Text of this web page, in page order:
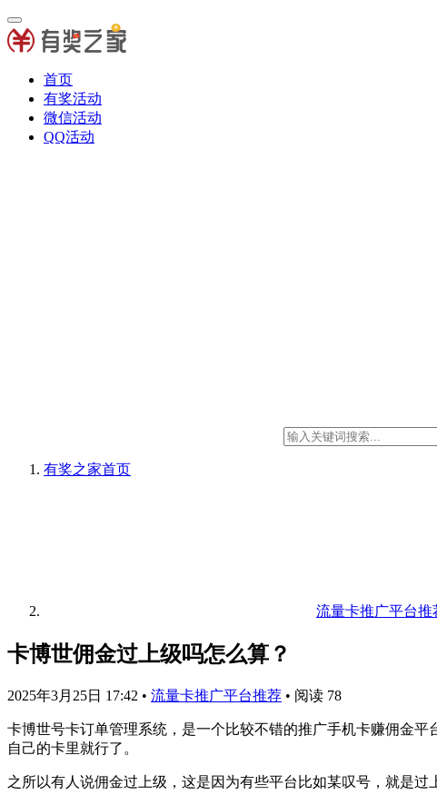
首页
有奖活动
微信活动
QQ活动
有奖之家首页
流量卡推广平台推
卡博世佣金过上级吗怎么算？
2025年3月25日 17:42 • 流量卡推广平台推荐 • 阅读 78
卡博世号卡订单管理系统，是一个比较不错的推广手机卡赚佣金
自己的卡里就行了。
之所以有人说佣金过上级，这是因为有些平台比如某叹号，就是过